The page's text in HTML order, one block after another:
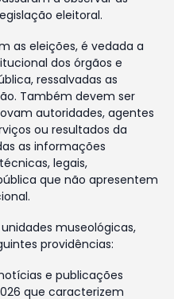
eleitoral.
as eleições, é vedada a
dos órgãos e
ressalvadas as
Também devem ser
autoridades, agentes
ou resultados da
as informações
legais,
que não apresentem
museológicas,
providências:
e publicações
que caracterizem